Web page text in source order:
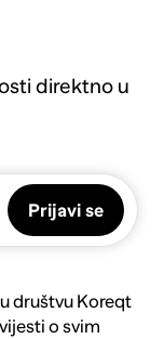
direktno u
Prijavi se
društvu Koreqt
o svim